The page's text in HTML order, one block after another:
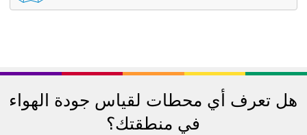
هل تعرف أي محطات لقياس جودة الهواء
في منطقتك؟